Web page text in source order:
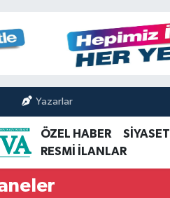
Yazarlar
ÖZEL HABER SİYASET
RESMİ İLANLAR